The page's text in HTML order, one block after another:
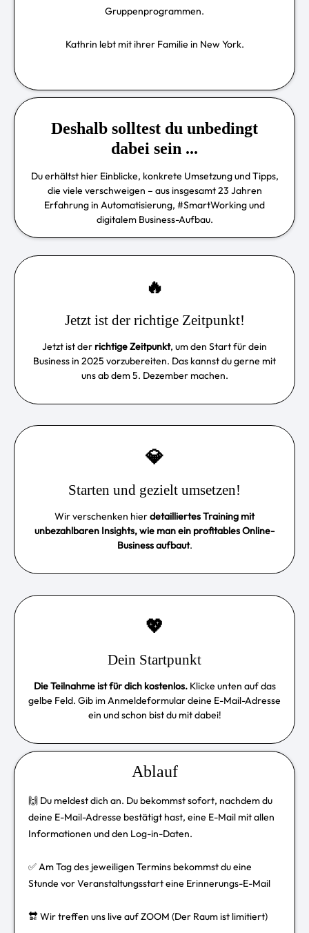
Gruppenprogrammen.
Kathrin lebt mit ihrer Familie in New York.
Deshalb solltest du unbedingt
dabei sein ...
Du erhältst hier Einblicke, konkrete Umsetzung und Tipps,
die viele verschweigen – aus insgesamt 23 Jahren
Erfahrung in Automatisierung, #SmartWorking und
digitalem Business-Aufbau.
🔥
Jetzt ist der richtige Zeitpunkt!
Jetzt ist der richtige Zeitpunkt, um den Start für dein
Business in 2025 vorzubereiten. Das kannst du gerne mit
uns ab dem 5. Dezember machen.
💎
Starten und gezielt umsetzen!
Wir verschenken hierdetailliertes Training mit
unbezahlbaren Insights, wie man ein profitables Online-
Business aufbaut.
💖
Dein Startpunkt
Die Teilnahme ist für dich kostenlos. Klicke unten auf das
gelbe Feld. Gib im Anmeldeformular deine E-Mail-Adresse
ein und schon bist du mit dabei!
Ablauf
🙌 Du meldest dich an. Du bekommst sofort, nachdem du
deine E-Mail-Adresse bestätigt hast, eine E-Mail mit allen
Informationen und den Log-in-Daten.
✅ Am Tag des jeweiligen Termins bekommst du eine
Stunde vor Veranstaltungsstart eine Erinnerungs-E-Mail
🔛 Wir treffen uns live auf ZOOM (Der Raum ist limitiert)